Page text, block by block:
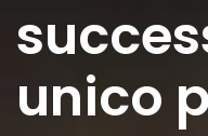
unico